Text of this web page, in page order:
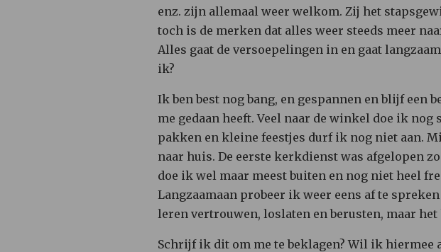
enz. zijn allemaal weer welkom. Zij het
toch is de merken dat alles weer steeds meer
Alles gaat de versoepelingen in en gaat
ik?
Ik ben best nog bang, en gespannen en blijf een
me gedaan heeft. Veel naar de winkel doe ik
pakken en kleine feestjes durf ik nog niet aan.
naar huis. De eerste kerkdienst was afgelopen
doe ik wel maar meest buiten en nog niet heel
Langzaamaan probeer ik weer eens af te
leren vertrouwen, loslaten en berusten, maar
Schrijf ik dit om me te beklagen? Wil ik hiermee